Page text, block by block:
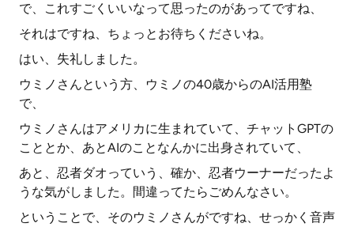
で、これすごくいいなって思ったのがあってですね、
それはですね、ちょっとお待ちくださいね。
はい、失礼しました。
ウミノさんという方、ウミノの40歳からのAI活用塾
で、
ウミノさんはアメリカに生まれていて、チャットGPTの
こととか、あとAIのことなんかに出身されていて、
あと、忍者ダオっていう、確か、忍者ウーナーだったよ
うな気がしました。間違ってたらごめんなさい。
ということで、そのウミノさんがですね、せっかく音声